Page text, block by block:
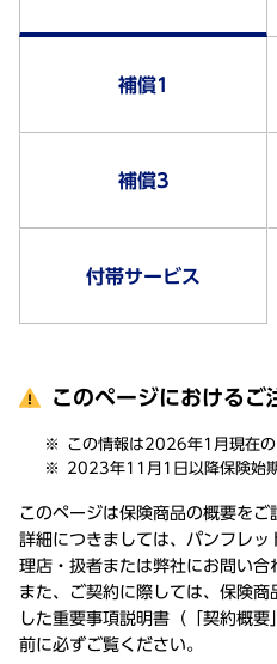
補償1
補償3
付帯サービス
このページにおけるご
この情報は2026年1月現在の
2023年11月1日以降保険始
このページは保険商品の概要をご
詳細につきましては、パンフレ
理店・扱者または弊社にお問い合
また、ご契約に際しては、保険
した重要事項説明書（「契約概
前に必ずご覧ください。